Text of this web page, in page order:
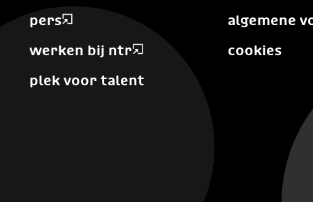
pers
werken bij ntr
plek voor talent
algemene
cookies